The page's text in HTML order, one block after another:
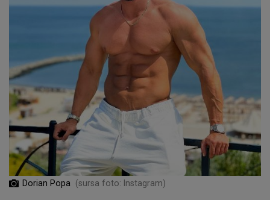
Dorian Popa (sursa foto: Instagram)